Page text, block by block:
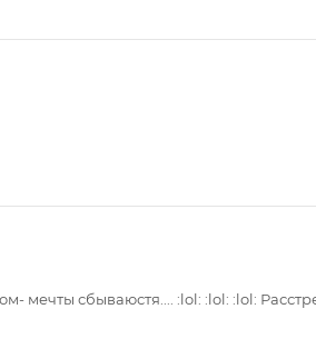
мечты сбываюстя.... :lol: :lol: :lol: